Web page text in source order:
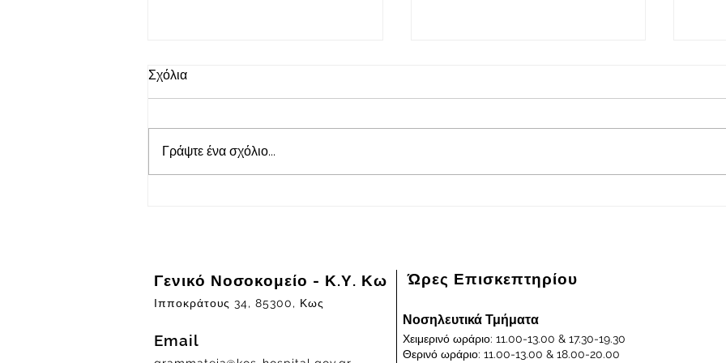
11/05/2026
ΠΡΟΚΗΡΥΞΗ ΘΕΣΕΩΝ
Δελτίο Τύπου
Σχόλια
Γράψτε ένα σχόλιο...
Γενικό Νοσοκομείο - Κ.Υ. Κω
Ιπποκράτους 34, 85300, Κως
Email
Ώρες Επισκεπτηρίου
Νοσηλευτικά Τμήματα
Χειμερινό ωράριο: 11.00-13.00 & 17.30-19.30
Θερινό ωράριο: 11.00-13.00 & 18.00-20.00